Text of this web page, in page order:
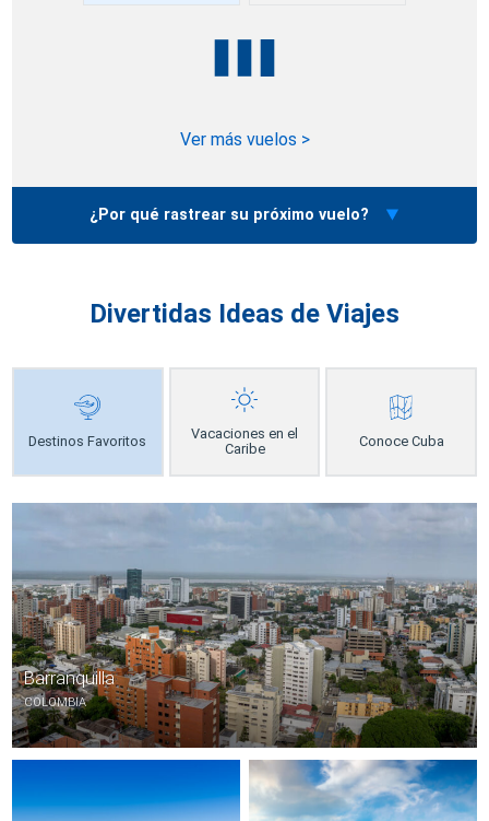
Ver más vuelos >
¿Por qué rastrear su próximo vuelo?
Divertidas Ideas de Viajes
Destinos Favoritos
Vacaciones en el
Caribe
Conoce Cuba
Barranquilla
COLOMBIA